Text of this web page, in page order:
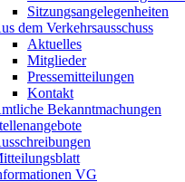
Sitzungsangelegenheiten
dem Verkehrsausschuss
Aktuelles
Mitglieder
Pressemitteilungen
Kontakt
Bekanntmachungen
VG